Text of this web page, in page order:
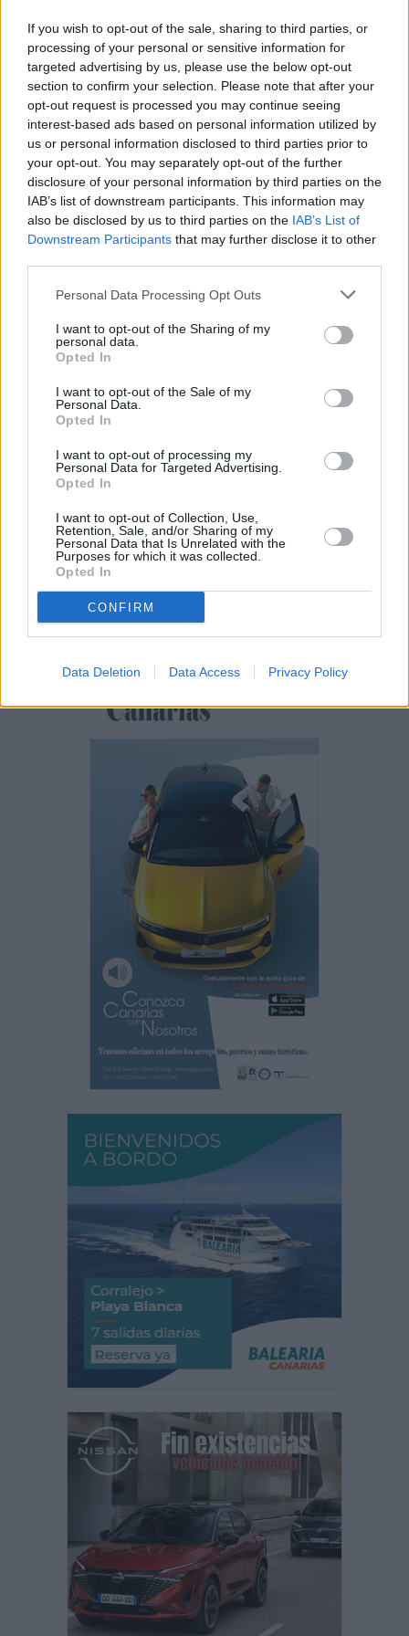
If you wish to opt-out of the sale, sharing to third parties, or
processing of your personal or sensitive information for
targeted advertising by us, please use the below opt-out
section to confirm your selection. Please note that after your
opt-out request is processed you may continue seeing
interest-based ads based on personal information utilized by
us or personal information disclosed to third parties prior to
your opt-out. You may separately opt-out of the further
disclosure of your personal information by third parties on the
IAB’s list of downstream participants. This information may
also be disclosed by us to third parties on the IAB’s List of
Downstream Participants that may further disclose it to other
Personal Data Processing Opt Outs
I want to opt-out of the Sharing of my
personal data.
Opted In
I want to opt-out of the Sale of my
Personal Data.
Opted In
I want to opt-out of processing my
Personal Data for Targeted Advertising.
Opted In
I want to opt-out of Collection, Use,
Retention, Sale, and/or Sharing of my
Personal Data that Is Unrelated with the
Purposes for which it was collected.
Opted In
CONFIRM
Data Deletion Data Access Privacy Policy
segunda parte el partido fue algo más igualado,
pero el madrid nunca pudo jugar a nada.
Comentarios (0)
LO MÁS LEÍDO
Fallece un bebé de 20 meses por un
golpe de calor en Fuerteventura
¿EN QUÉ MOMENTO DEJAMOS DE SER
por 30 euros por trayecto
Incendio en Parque Holandés
PUBLICIDAD